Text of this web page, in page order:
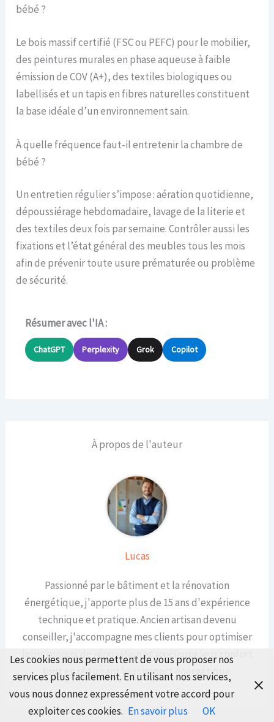
bébé ?
Le bois massif certifié (FSC ou PEFC) pour le mobilier,
des peintures murales en phase aqueuse à faible
émission de COV (A+), des textiles biologiques ou
labellisés et un tapis en fibres naturelles constituent
la base idéale d’un environnement sain.
À quelle fréquence faut-il entretenir la chambre de
bébé ?
Un entretien régulier s’impose : aération quotidienne,
dépoussiérage hebdomadaire, lavage de la literie et
des textiles deux fois par semaine. Contrôler aussi les
fixations et l’état général des meubles tous les mois
afin de prévenir toute usure prématurée ou problème
de sécurité.
Résumer avec l'IA :
ChatGPT Perplexity Grok Copilot
À propos de l'auteur
Lucas
Passionné par le bâtiment et la rénovation
énergétique, j'apporte plus de 15 ans d'expérience
technique et pratique. Ancien artisan devenu
conseiller, j'accompagne mes clients pour optimiser
leurs projets de rénovation et améliorer leur confort
tout en réduisant leur impact énergétique.
Les cookies nous permettent de vous proposer nos
services plus facilement. En utilisant nos services,
vous nous donnez expressément votre accord pour
exploiter ces cookies. En savoir plus OK